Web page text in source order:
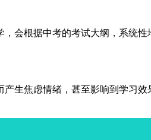
根据中考的考试大纲，系统性
生焦虑情绪，甚至影响到学习效